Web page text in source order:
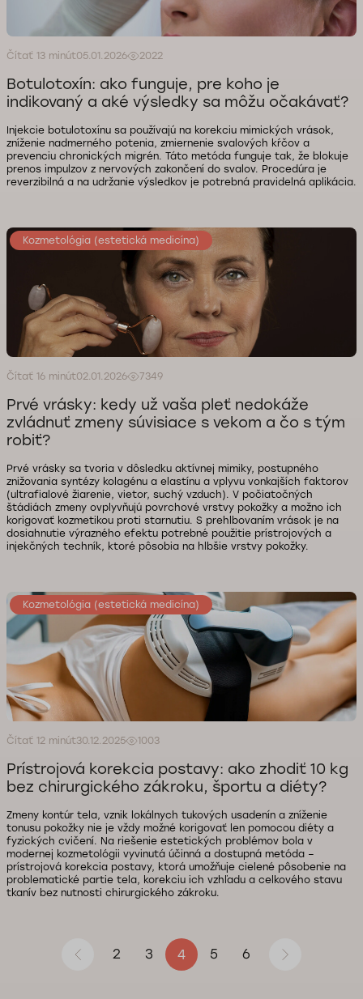
Čítať 13 minút05.01.2026 2022
Botulotoxín: ako funguje, pre koho je
indikovaný a aké výsledky sa môžu očakávať?
Injekcie botulotoxínu sa používajú na korekciu mimických vrások,
zníženie nadmerného potenia, zmiernenie svalových kŕčov a
prevenciu chronických migrén. Táto metóda funguje tak, že blokuje
prenos impulzov z nervových zakončení do svalov. Procedúra je
reverzibilná a na udržanie výsledkov je potrebná pravidelná aplikácia.
Kozmetológia (estetická medicína)
Čítať 16 minút02.01.2026 7349
Prvé vrásky: kedy už vaša pleť nedokáže
zvládnuť zmeny súvisiace s vekom a čo s tým
robiť?
Prvé vrásky sa tvoria v dôsledku aktívnej mimiky, postupného
znižovania syntézy kolagénu a elastínu a vplyvu vonkajších faktorov
(ultrafialové žiarenie, vietor, suchý vzduch). V počiatočných
štádiách zmeny ovplyvňujú povrchové vrstvy pokožky a možno ich
korigovať kozmetikou proti starnutiu. S prehlbovaním vrások je na
dosiahnutie výrazného efektu potrebné použitie prístrojových a
injekčných techník, ktoré pôsobia na hlbšie vrstvy pokožky.
Kozmetológia (estetická medicína)
Čítať 12 minút30.12.2025 1003
Prístrojová korekcia postavy: ako zhodiť 10 kg
bez chirurgického zákroku, športu a diéty?
Zmeny kontúr tela, vznik lokálnych tukových usadenín a zníženie
tonusu pokožky nie je vždy možné korigovať len pomocou diéty a
fyzických cvičení. Na riešenie estetických problémov bola v
modernej kozmetológii vyvinutá účinná a dostupná metóda –
prístrojová korekcia postavy, ktorá umožňuje cielené pôsobenie na
problematické partie tela, korekciu ich vzhľadu a celkového stavu
tkanív bez nutnosti chirurgického zákroku.
2 3 4 5 6